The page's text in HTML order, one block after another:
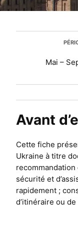
Plus
Mai –
Avant
Cette fiche
Ukraine à titre
recommandation
sécurité et
rapidement ;
d’itinéraire ou